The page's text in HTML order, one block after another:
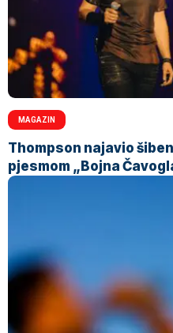
MAGAZIN
Thompson najavio
pjesmom „Bojna